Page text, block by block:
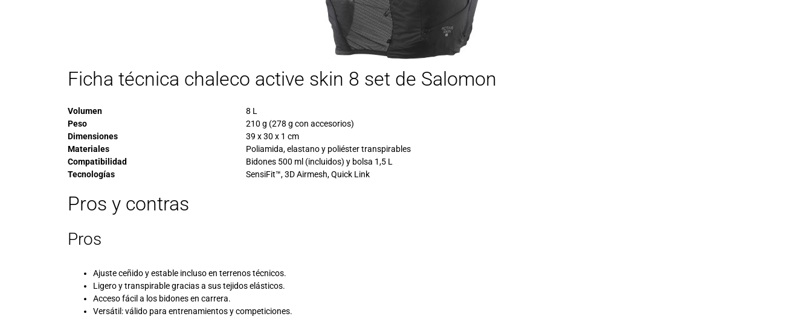
Ficha técnica chaleco active skin 8 set de Salomon
Volumen
8 L
Peso
210 g (278 g con accesorios)
Dimensiones
39 x 30 x 1 cm
Materiales
Poliamida, elastano y poliéster transpirables
Compatibilidad
Bidones 500 ml (incluidos) y bolsa 1,5 L
Tecnologías
SensiFit™,3D Airmesh, Quick Link
Pros y contras
Pros
Ajuste ceñido y estable incluso en terrenos técnicos.
Ligero y transpirable gracias a sus tejidos elásticos.
Acceso fácil a los bidones en carrera.
Versátil: válido para entrenamientos y competiciones.